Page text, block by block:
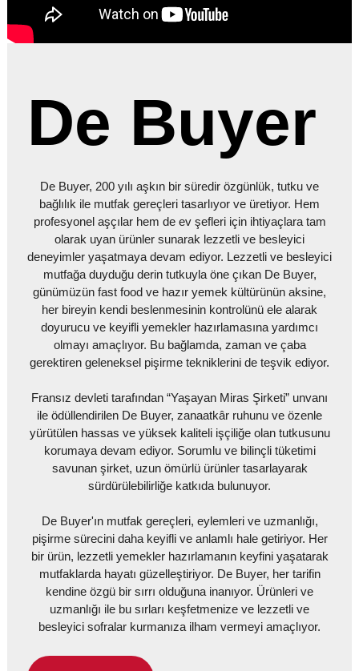
De Buyer
De Buyer, 200 yılı aşkın bir süredir özgünlük, tutku ve
bağlılık ile mutfak gereçleri tasarlıyor ve üretiyor. Hem
profesyonel aşçılar hem de ev şefleri için ihtiyaçlara tam
olarak uyan ürünler sunarak lezzetli ve besleyici
deneyimler yaşatmaya devam ediyor. Lezzetli ve besleyici
mutfağa duyduğu derin tutkuyla öne çıkan De Buyer,
günümüzün fast food ve hazır yemek kültürünün aksine,
her bireyin kendi beslenmesinin kontrolünü ele alarak
doyurucu ve keyifli yemekler hazırlamasına yardımcı
olmayı amaçlıyor. Bu bağlamda, zaman ve çaba
gerektiren geleneksel pişirme tekniklerini de teşvik ediyor.
Fransız devleti tarafından “Yaşayan Miras Şirketi” unvanı
ile ödüllendirilen De Buyer, zanaatkâr ruhunu ve özenle
yürütülen hassas ve yüksek kaliteli işçiliğe olan tutkusunu
korumaya devam ediyor. Sorumlu ve bilinçli tüketimi
savunan şirket, uzun ömürlü ürünler tasarlayarak
sürdürülebilirliğe katkıda bulunuyor.
De Buyer'ın mutfak gereçleri, eylemleri ve uzmanlığı,
pişirme sürecini daha keyifli ve anlamlı hale getiriyor. Her
bir ürün, lezzetli yemekler hazırlamanın keyfini yaşatarak
mutfaklarda hayatı güzelleştiriyor. De Buyer, her tarifin
kendine özgü bir sırrı olduğuna inanıyor. Ürünleri ve
uzmanlığı ile bu sırları keşfetmenize ve lezzetli ve
besleyici sofralar kurmanıza ilham vermeyi amaçlıyor.